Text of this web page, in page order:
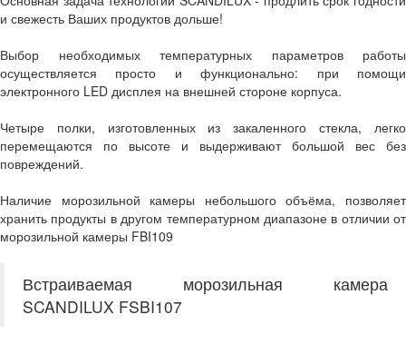
и свежесть Ваших продуктов дольше!
Выбор необходимых температурных параметров работы
осуществляется просто и функционально: при помощи
электронного LED дисплея на внешней стороне корпуса.
Четыре полки, изготовленных из закаленного стекла, легко
перемещаются по высоте и выдерживают большой вес без
повреждений.
Наличие морозильной камеры небольшого объёма, позволяет
хранить продукты в другом температурном диапазоне в отличии от
морозильной камеры FBI109
Встраиваемая морозильная камера
SCANDILUX FSBI107